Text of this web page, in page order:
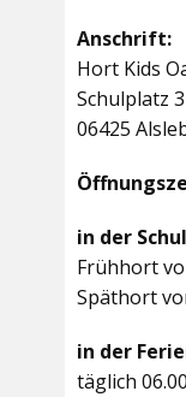
Anschrift:
Hort Kids
Schulplatz 3
06425
in der
Frühhort
Späthort
in der
täglich